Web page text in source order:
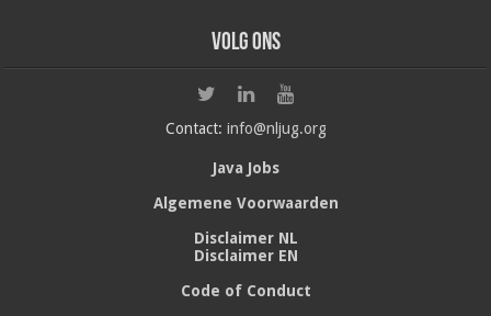
Volg ons
Contact: info@nljug.org
Java Jobs
Algemene Voorwaarden
Disclaimer NL
Disclaimer EN
Code of Conduct